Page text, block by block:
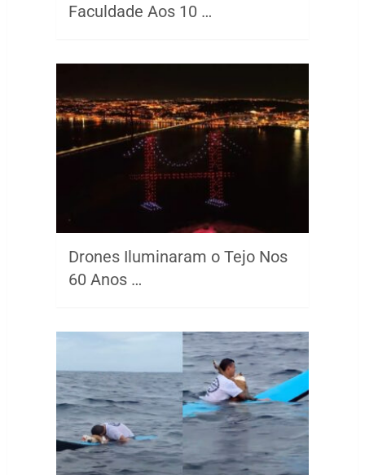
Faculdade Aos 10 …
Drones Iluminaram o Tejo Nos
60 Anos …